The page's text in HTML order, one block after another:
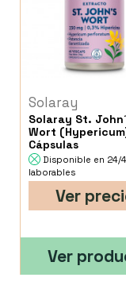
Solaray
Solaray St.
Wort
Cápsulas
Disponible en 24/
laborables
Ver
Ver